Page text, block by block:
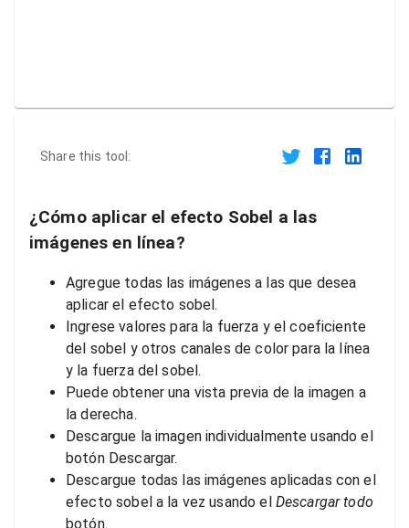
Share this tool:
¿Cómo aplicar el efecto Sobel a las
imágenes en línea?
Agregue todas las imágenes a las que desea
aplicar el efecto sobel.
Ingrese valores para la fuerza y el coeficiente
del sobel y otros canales de color para la línea
y la fuerza del sobel.
Puede obtener una vista previa de la imagen a
la derecha.
Descargue la imagen individualmente usando el
botón Descargar.
Descargue todas las imágenes aplicadas con el
efecto sobel a la vez usando el Descargar todo
botón.